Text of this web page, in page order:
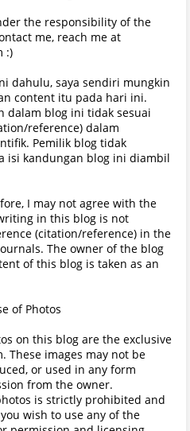
the responsibility of the
me, reach me at
:)
dahulu, saya sendiri mungkin
content itu pada hari ini.
dalam blog ini tidak sesuai
reference) dalam
Pemilik blog tidak
isi kandungan blog ini diambil
I may not agree with the
in this blog is not
(citation/reference) in the
The owner of the blog
of this blog is taken as an
of Photos
on this blog are the exclusive
These images may not be
or used in any form
from the owner.
is strictly prohibited and
wish to use any of the